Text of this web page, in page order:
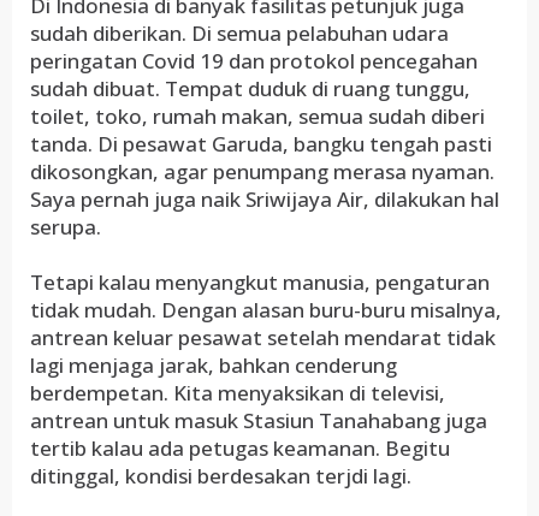
sudah diberikan. Di semua pelabuhan udara
peringatan Covid 19 dan protokol pencegahan
sudah dibuat. Tempat duduk di ruang tunggu,
toilet, toko, rumah makan, semua sudah diberi
tanda. Di pesawat Garuda, bangku tengah pasti
dikosongkan, agar penumpang merasa nyaman.
Saya pernah juga naik Sriwijaya Air, dilakukan hal
serupa.
Tetapi kalau menyangkut manusia, pengaturan
tidak mudah. Dengan alasan buru-buru misalnya,
antrean keluar pesawat setelah mendarat tidak
lagi menjaga jarak, bahkan cenderung
berdempetan. Kita menyaksikan di televisi,
antrean untuk masuk Stasiun Tanahabang juga
tertib kalau ada petugas keamanan. Begitu
ditinggal, kondisi berdesakan terjdi lagi.